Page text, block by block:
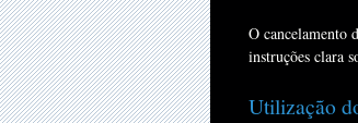
O cancelamento
instruções clara
Utilização